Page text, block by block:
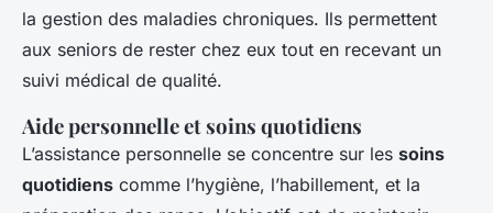
la gestion des maladies chroniques. Ils permettent
aux seniors de rester chez eux tout en recevant un
suivi médical de qualité.
Aide personnelle et soins quotidiens
L’assistance personnelle se concentre sur les soins
quotidiens comme l’hygiène, l’habillement, et la